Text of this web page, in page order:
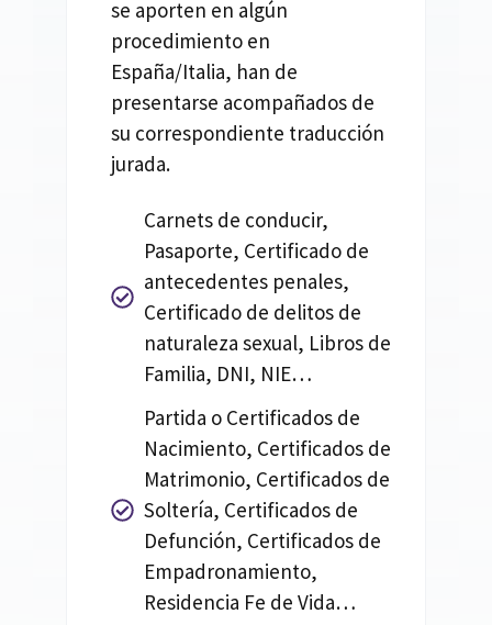
se aporten en algún
procedimiento en
España/Italia, han de
presentarse acompañados de
su correspondiente traducción
jurada.
Carnets de conducir,
Pasaporte, Certificado de
antecedentes penales,
Certificado de delitos de
naturaleza sexual, Libros de
Familia, DNI, NIE…
Partida o Certificados de
Nacimiento, Certificados de
Matrimonio, Certificados de
Soltería, Certificados de
Defunción, Certificados de
Empadronamiento,
Residencia Fe de Vida…